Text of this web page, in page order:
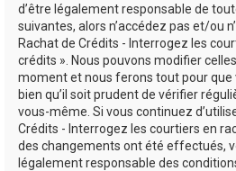
d’être légalement responsable de
suivantes, alors n’accédez pas et/ou
Rachat de Crédits - Interrogez les
crédits ». Nous pouvons modifier
moment et nous ferons tout pour que
bien qu’il soit prudent de vérifier
vous-même. Si vous continuez
Crédits - Interrogez les courtiers en
des changements ont été effectués,
légalement responsable des